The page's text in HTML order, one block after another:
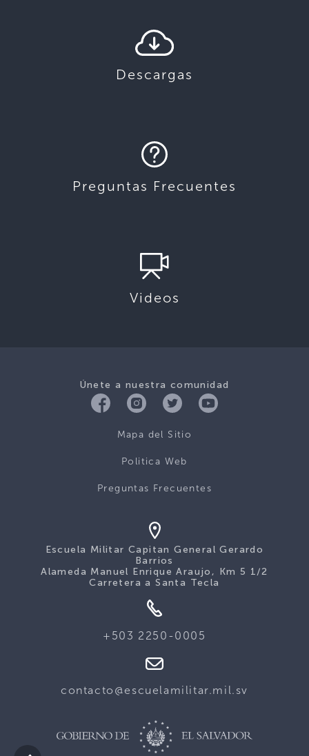
Descargas
Preguntas Frecuentes
Videos
Únete a nuestra comunidad
Mapa del Sitio
Politica Web
Preguntas Frecuentes
Escuela Militar Capitan General Gerardo
Barrios
Alameda Manuel Enrique Araujo, Km 5 1/2
Carretera a Santa Tecla
+503 2250-0005
contacto@escuelamilitar.mil.sv